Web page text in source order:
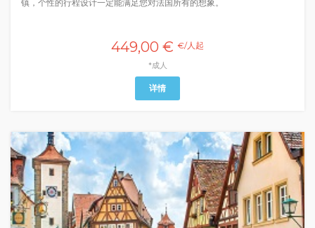
镇，个性的行程设计一定能满足您对法国所有的想象。
449,00 € €/人起
*成人
详情